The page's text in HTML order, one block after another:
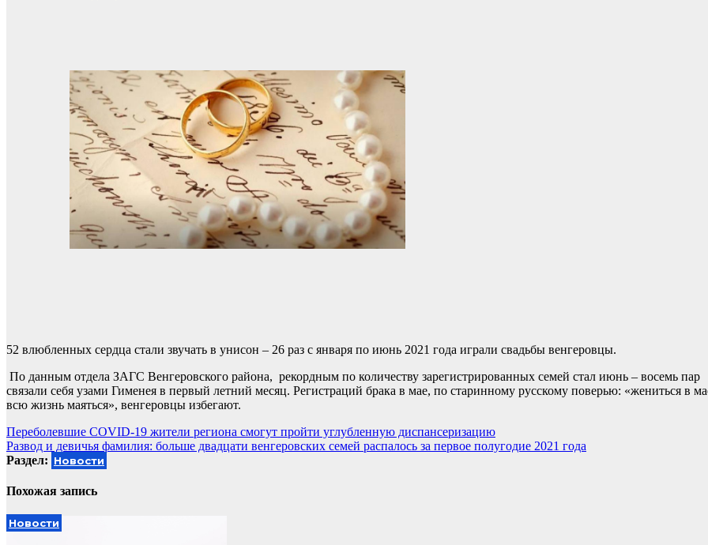
52 влюбленных сердца стали звучать в унисон – 26 раз с января по июнь 2021 года играли свадьбы венгеровцы.
По данным отдела ЗАГС Венгеровского района, рекордным по количеству зарегистрированных семей стал июнь – восемь пар
связали себя узами Гименея в первый летний месяц. Регистраций брака в мае, по старинному русскому поверью: «жениться в
всю жизнь маяться», венгеровцы избегают.
Навигация
по
Переболевшие COVID-19 жители региона смогут пройти углубленную диспансеризацию
Развод и девичья фамилия: больше двадцати венгеровских семей распалось за первое полугодие 2021 года
Раздел: Новости
Похожая запись
Новости